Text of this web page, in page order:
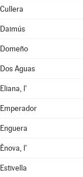
Cullera
Daimús
Domeño
Dos Aguas
Eliana, l'
Emperador
Enguera
Ènova, l'
Estivella